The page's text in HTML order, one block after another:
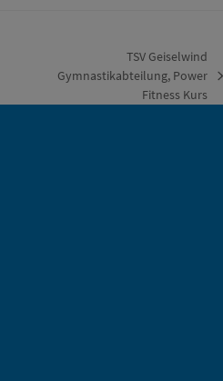
Nächster
Beitrag:
TSV Geiselwind
Gymnastikabteilung, Power
Fitness Kurs